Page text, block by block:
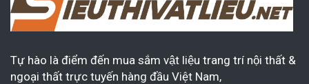
Tự hào là điểm đến mua sắm vật liệu trang trí nội thất &
ngoại thất trực tuyến hàng đầu Việt Nam,